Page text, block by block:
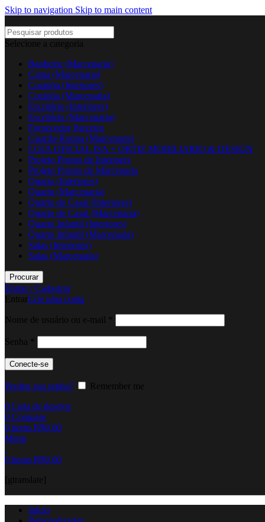
Skip to navigation Skip to main content
Selecione a categoria
Banheiro (Marcenaria)
Cama (Marcenaria)
Cozinha (Interiores)
Cozinha (Marcenaria)
Escritório (Interiores)
Escritório (Marcenaria)
Fornecedor Parceiro
Guarda-Roupa (Marcenaria)
LOJA OFICIAL ISA + ORTIZ MOBILIARIO & DESIGN
Projeto Pronto de Interiores
Projeto Pronto de Marcenaria
Quarto (Interiores)
Quarto (Marcenaria)
Quarto de Casal (Interiores)
Quarto de Casal (Marcenaria)
Quarto Infantil (Interiores)
Quarto Infantil (Marcenaria)
Salas (Interiores)
Salas (Marcenaria)
Procurar
Entrar / Cadastrar
Entrar Crie uma conta
Nome de usuário ou e-mail
Senha
Conecte-se
Perdeu sua senha?
Remember me
0 Lista de desejos
0 Compare
0 items R$0,00
Menu
0 items R$0,00
[gtranslate]
Início